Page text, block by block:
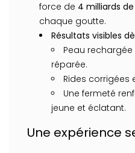
force de 4 milliards
chaque goutte.
Résultats visibles
Peau
réparée.
Rides corrigées
Une fermeté
jeune et éclatant.
Une expérience